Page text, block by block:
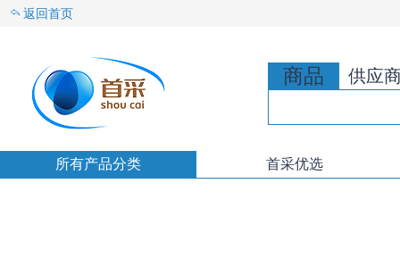
返回首页
商品 供应
所有产品分类 首采优选